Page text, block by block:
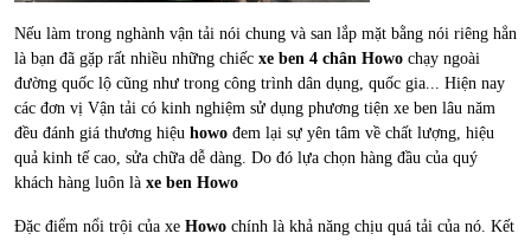
Nếu làm trong nghành vận tải nói chung và san lắp mặt bằng nói riêng hẳn
là bạn đã gặp rất nhiều những chiếc xe ben 4 chân Howo chạy ngoài
đường quốc lộ cũng như trong công trình dân dụng, quốc gia... Hiện nay
các đơn vị Vận tải có kinh nghiệm sử dụng phương tiện xe ben lâu năm
đều đánh giá thương hiệu howo đem lại sự yên tâm về chất lượng, hiệu
quả kinh tế cao, sửa chữa dễ dàng. Do đó lựa chọn hàng đầu của quý
khách hàng luôn là xe ben Howo
Đặc điểm nổi trội của xe Howo chính là khả năng chịu quá tải của nó. Kết